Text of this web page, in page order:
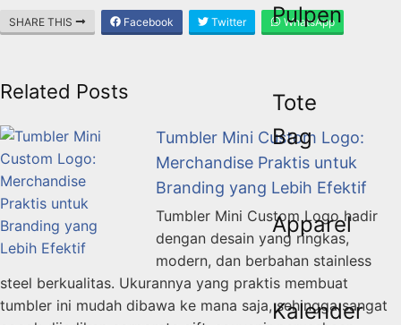
Pulpen
Tote
Bag
Apparel
Kalender
SHARE THIS Facebook Twitter WhatsApp
Related Posts
Tumbler Mini Custom Logo:
Merchandise Praktis untuk
Branding yang Lebih Efektif
Tumbler Mini Custom Logo hadir
dengan desain yang ringkas,
modern, dan berbahan stainless
steel berkualitas. Ukurannya yang praktis membuat
tumbler ini mudah dibawa ke mana saja, sehingga sangat